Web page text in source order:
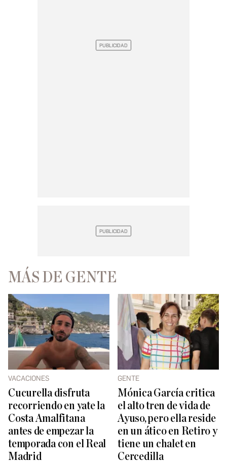
MÁS DE GENTE
VACACIONES
Cucurella disfruta
recorriendo en yate la
Costa Amalfitana
antes de empezar la
temporada con el Real
Madrid
GENTE
Mónica García critica
el alto tren de vida de
Ayuso, pero ella reside
en un ático en Retiro y
tiene un chalet en
Cercedilla